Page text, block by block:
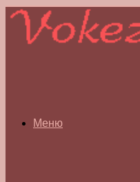
Меню